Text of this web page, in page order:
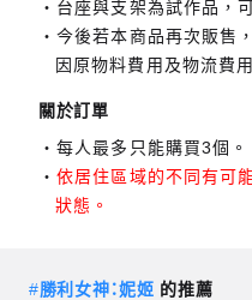
台座與支架為試作品，
今後若本商品再次販售
因原物料費用及物流費
關於訂單
每人最多只能購買3個。
依居住區域的不同有可
狀態。
#勝利女神：妮姬 的推薦